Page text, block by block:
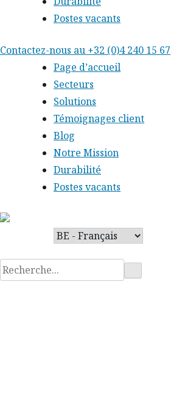
Postes vacants
Skip
Contactez-nous au +32 (0)4 240 15 67
Page d’accueil
Secteurs
Solutions
Témoignages client
Blog
Notre Mission
Durabilité
Postes vacants
Rechercher
: